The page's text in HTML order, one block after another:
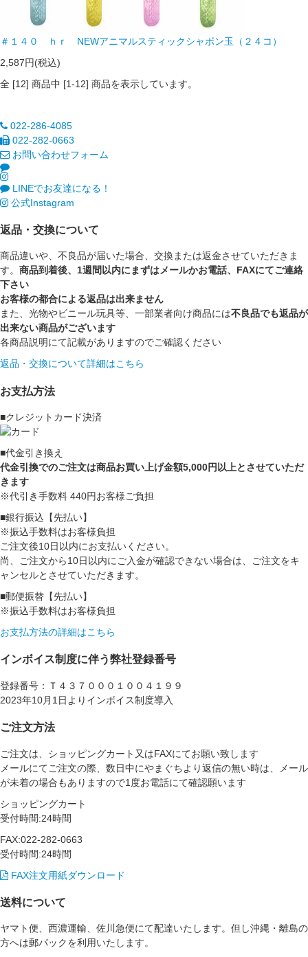
＃１４０ ｈｒ NEWアニマルスティックシャボン玉（２４コ）
2,587円(税込)
全 [12] 商品中 [1-12] 商品を表示しています。
022-286-4085
022-282-0663
お問い合わせフォーム
LINEでお友達になる！
公式Instagram
返品・交換について
商品違いや、不良品が届いた場合、交換または返金させていただきま
す。 商品到着後、1週間以内にまずはメールかお電話、FAXにてご連絡
下さい
お客様の都合による返品は出来ません
また、光物やビニール玩具等、一部業者向け商品には不良品でも返品が
出来ない商品がございます
各商品説明にて記載がありますのでご確認ください
返品・交換について詳細はこちら
お支払方法
■クレジットカード決済
■代金引き換え
代金引換でのご注文は商品お買い上げ金額5,000円以上とさせていただ
きます
※代引き手数料 440円お客様ご負担
■銀行振込【先払い】
※振込手数料はお客様負担
ご注文後10日以内にお支払いください。
尚、ご注文から10日以内にご入金が確認できない場合は、ご注文をキ
ャンセルとさせていただきます。
■郵便振替【先払い】
※振込手数料はお客様負担
お支払方法の詳細はこちら
インボイス制度に伴う弊社登録番号
登録番号：Ｔ４３７０００１００４１９９
2023年10月1日よりインボイス制度導入
ご注文方法
ご注文は、ショッピングカート又はFAXにてお願い致します
メールにてご注文の際、数日中にやまぐちより返信の無い時は、メール
が未着の場合もありますので1度お電話にて確認願います
ショッピングカート
受付時間:24時間
FAX:022-282-0663
受付時間:24時間
FAX注文用紙ダウンロード
送料について
ヤマト便、西濃運輸、佐川急便にて配達いたします。但し沖縄・離島の
方へは郵パックを利用いたします。